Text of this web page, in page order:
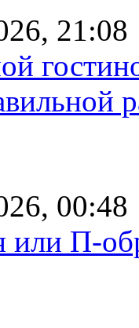
21:08
00:48
или П-